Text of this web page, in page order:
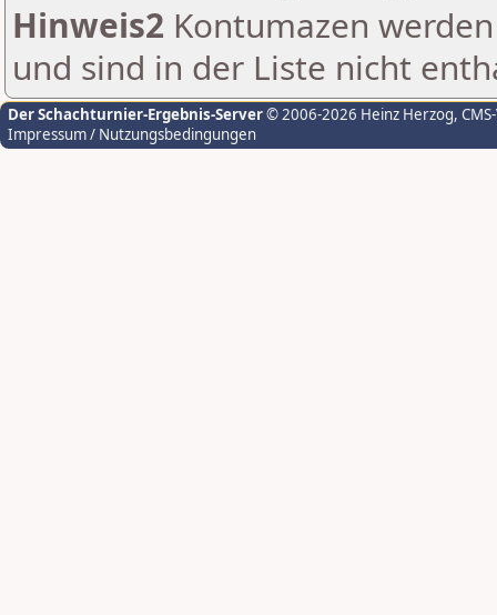
Hinweis2 Kontumazen
und sind in der Liste nicht
Der Schachturnier-Ergebnis-Server© 2006-2026 Heinz Herzog,
Impressum / Nutzungsbedingungen